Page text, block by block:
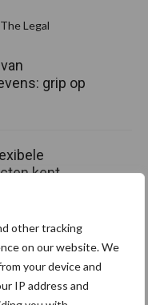
other tracking
on our website. We
your device and
IP address and
Legal
grip op
kent